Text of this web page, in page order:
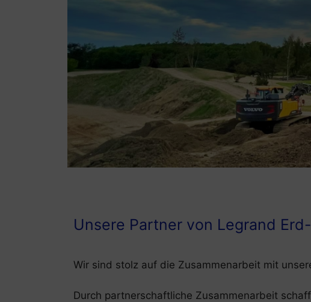
Unsere Partner von Legrand
Wir sind stolz auf die Zusammenarbeit mit
Durch partnerschaftliche Zusammenarbeit